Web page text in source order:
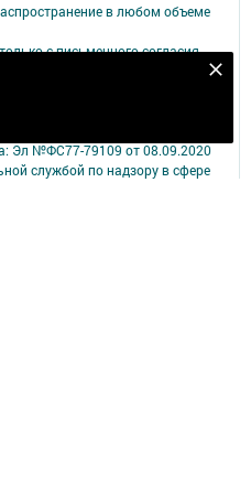
в любом объеме
с письменного согласия
по печати и массовым
Эл №ФС77-79109 от 08.09.2020
службой по надзору в сфере